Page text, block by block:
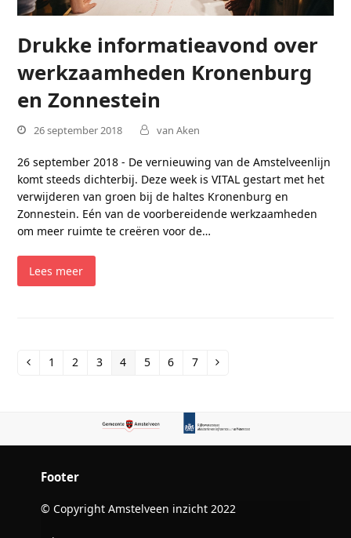
Drukke informatieavond over
werkzaamheden Kronenburg
en Zonnestein
26 september 2018 van Aken
26 september 2018 - De vernieuwing van de Amstelveenlijn
komt steeds dichterbij. Deze week is VITAL gestart met het
verwijderen van groen bij de haltes Kronenburg en
Zonnestein. Eén van de voorbereidende werkzaamheden
om meer ruimte te creëren voor de…
Lees meer
VorigePage
1 Page
2 Page
3 Page
4 Page
5 Page
6 Page
7 Volgende
Footer
© Copyright Amstelveen inzicht 2022